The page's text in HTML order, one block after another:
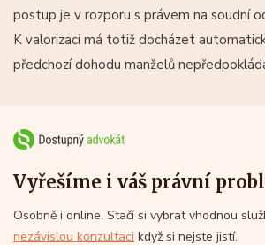
postup je v rozporu s právem na soudní
K valorizaci má totiž docházet
předchozí dohodu manželů
Vyřešíme i váš právní
Osobně i online. Stačí si vybrat vhodnou
nezávislou konzultaci když si nejste jistí.